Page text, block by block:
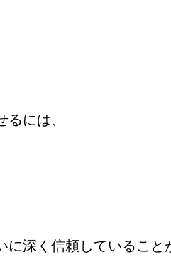
には、
深く信頼していること